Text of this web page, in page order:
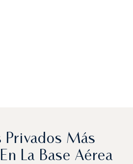
Privados Más
La Base Aérea